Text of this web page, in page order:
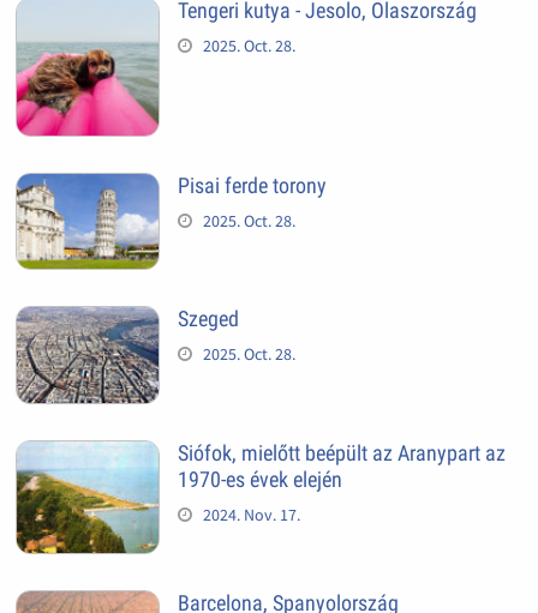
Tengeri kutya - Jesolo, Olaszország
2025. Oct. 28.
Pisai ferde torony
2025. Oct. 28.
Szeged
2025. Oct. 28.
Siófok, mielőtt beépült az Aranypart az
1970-es évek elején
2024. Nov. 17.
Barcelona, Spanyolország